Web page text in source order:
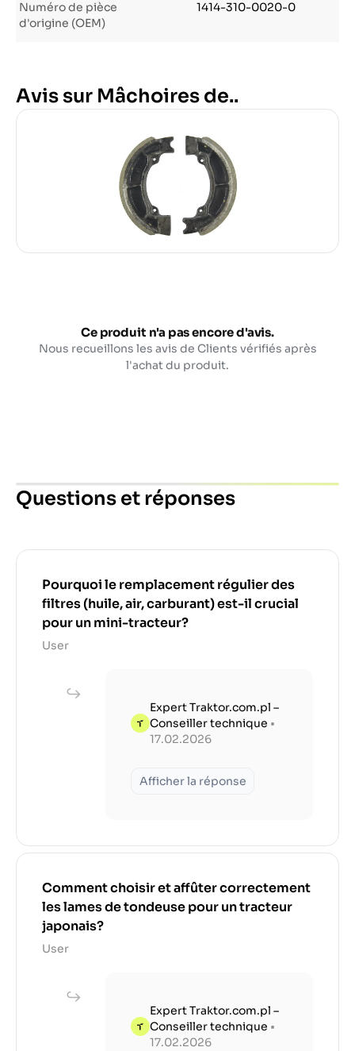
Numéro de pièce
d'origine (OEM)
1414-310-0020-0
Avis sur Mâchoires de..
Ce produit n'a pas encore d'avis.
Nous recueillons les avis de Clients vérifiés après
l'achat du produit.
Questions et réponses
Pourquoi le remplacement régulier des
filtres (huile, air, carburant) est-il crucial
pour un mini-tracteur?
User
Expert Traktor.com.pl –
Conseiller technique •
17.02.2026
Afficher la réponse
Comment choisir et affûter correctement
les lames de tondeuse pour un tracteur
japonais?
User
Expert Traktor.com.pl –
Conseiller technique •
17.02.2026